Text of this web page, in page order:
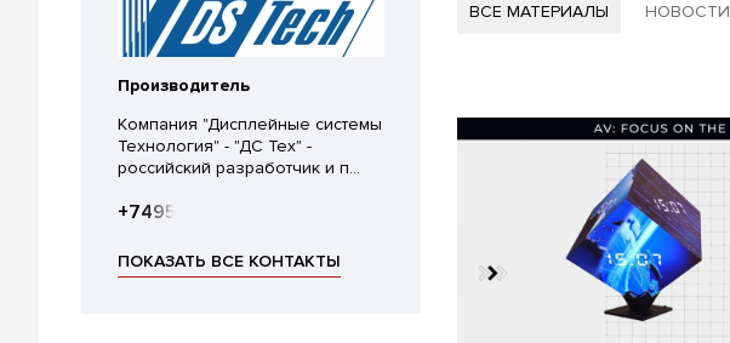
Производитель
Компания "Дисплейные системы
Технология" - "ДС Тех" -
российский разработчик и п...
+74957856092
ПОКАЗАТЬ ВСЕ КОНТАКТЫ
ВСЕ МАТЕРИАЛЫ НОВОСТИ